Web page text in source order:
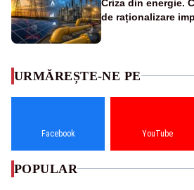
Criza din energie.
de raționalizare
URMĂREȘTE-NE PE
Facebook YouTube
POPULAR